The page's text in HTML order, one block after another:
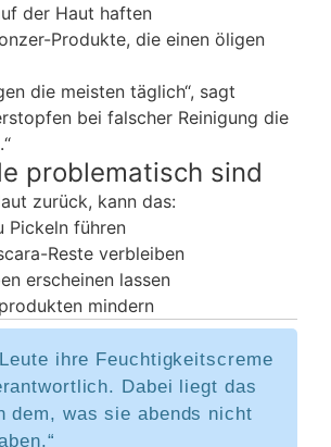
der Haut haften
Produkte, die einen öligen
die meisten täglich“, sagt
bei falscher Reinigung die
problematisch sind
zurück, kann das:
Pickeln führen
Reste verbleiben
erscheinen lassen
mindern
ihre Feuchtigkeitscreme
Dabei liegt das
dem, was sie abends nicht